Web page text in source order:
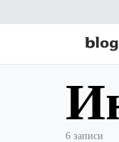
6 записи